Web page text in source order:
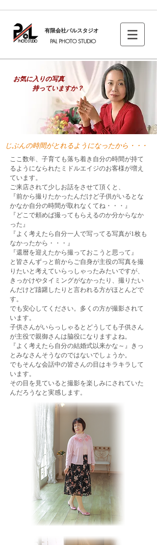
有限会社パルスタジオ
PAL PHOTO STUDIO
お気に入りの写真
持っていますか？
じぶんの時間がとれるようになったから ・・・
ここ数年、子育ても落ち着き自分の時間が持て
るようになられたミドルエイジのお客様が増え
ています。
ご来店されて少しお話をさせて頂くと、
『前から撮りたかったんだけど子供がいるとな
かなか自分の時間が取れなくてね・・・』
『どこで頼めば撮ってもらえるのか分からなか
った』
『よく考えたら自分一人で写ってる写真が1枚も
なかったから・・・』
『還暦を迎えたから撮っておこうと思って』
と皆さんずっと前からご自身が主役の写真を撮
りたいと考えていらっしゃったみたいですが、
きっかけやタイミングがなかったり、撮りたい
んだけど躊躇したりと言われる方がほとんどで
す。
でも安心してください。多くの方が撮影されて
います。
​子供さんがいらっしゃるとどうしても子供さん
が主役で親御さんは脇役になりますよね。
​『よく考えたら自分の結婚式以来かな～』きっ
とみなさんそうなのではないでしょうか。
でもそんな会話中の皆さんの目はキラキラして
います。
その目を見ていると撮影を楽しみにされていた
んだろうなと実感します。